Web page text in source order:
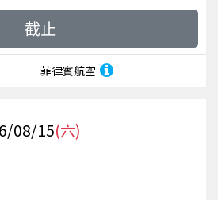
菲律賓航空
截止
08/15(六)